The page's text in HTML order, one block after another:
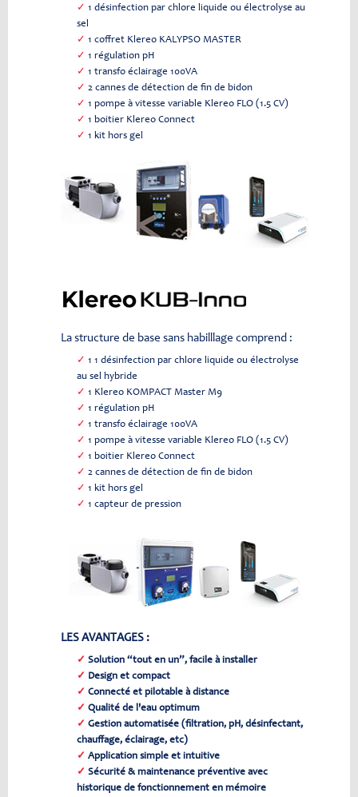
✓ 1 désinfection par chlore liquide ou électrolyse au
sel
✓ 1 coffret Klereo KALYPSO MASTER
✓ 1 régulation pH
✓ 1 transfo éclairage 100VA
✓ 2 cannes de détection de fin de bidon
✓ 1 pompe à vitesse variable Klereo FLO (1.5 CV)
✓ 1 boitier Klereo Connect
✓ 1 kit hors gel
La structure de base sans habilllage comprend :
✓ 1 1 désinfection par chlore liquide ou électrolyse
au sel hybride
✓ 1 Klereo KOMPACT Master M9
✓ 1 régulation pH
✓ 1 transfo éclairage 100VA
✓ 1 pompe à vitesse variable Klereo FLO (1.5 CV)
✓ 1 boitier Klereo Connect
✓ 2 cannes de détection de fin de bidon
✓ 1 kit hors gel
✓ 1 capteur de pression
LES AVANTAGES :
✓ Solution “tout en un”, facile à installer
✓ Design et compact
✓ Connecté et pilotable à distance
✓ Qualité de l'eau optimum
✓ Gestion automatisée (filtration, pH, désinfectant,
chauffage, éclairage, etc)
✓ Application simple et intuitive
✓ Sécurité & maintenance préventive avec
historique de fonctionnement en mémoire